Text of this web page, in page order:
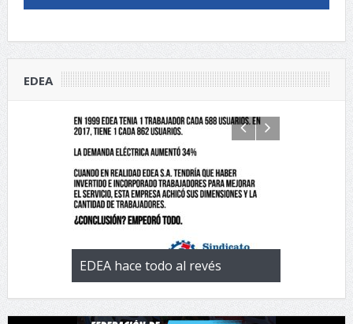
EDEA
la
EDEA hace todo al revés EL